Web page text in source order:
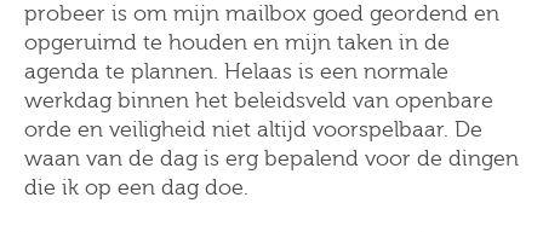
probeer is om mijn mailbox goed geordend en
opgeruimd te houden en mijn taken in de
agenda te plannen. Helaas is een normale
werkdag binnen het beleidsveld van openbare
orde en veiligheid niet altijd voorspelbaar. De
waan van de dag is erg bepalend voor de dingen
die ik op een dag doe.